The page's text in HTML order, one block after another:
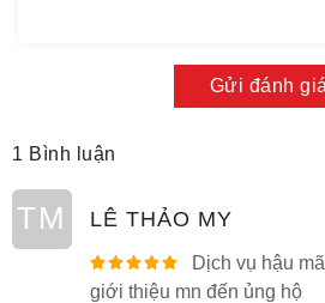
Gửi đánh giá
1 Bình luận
TM LÊ THẢO MY
Dịch vụ hậu
giới thiệu mn đến ủng hộ